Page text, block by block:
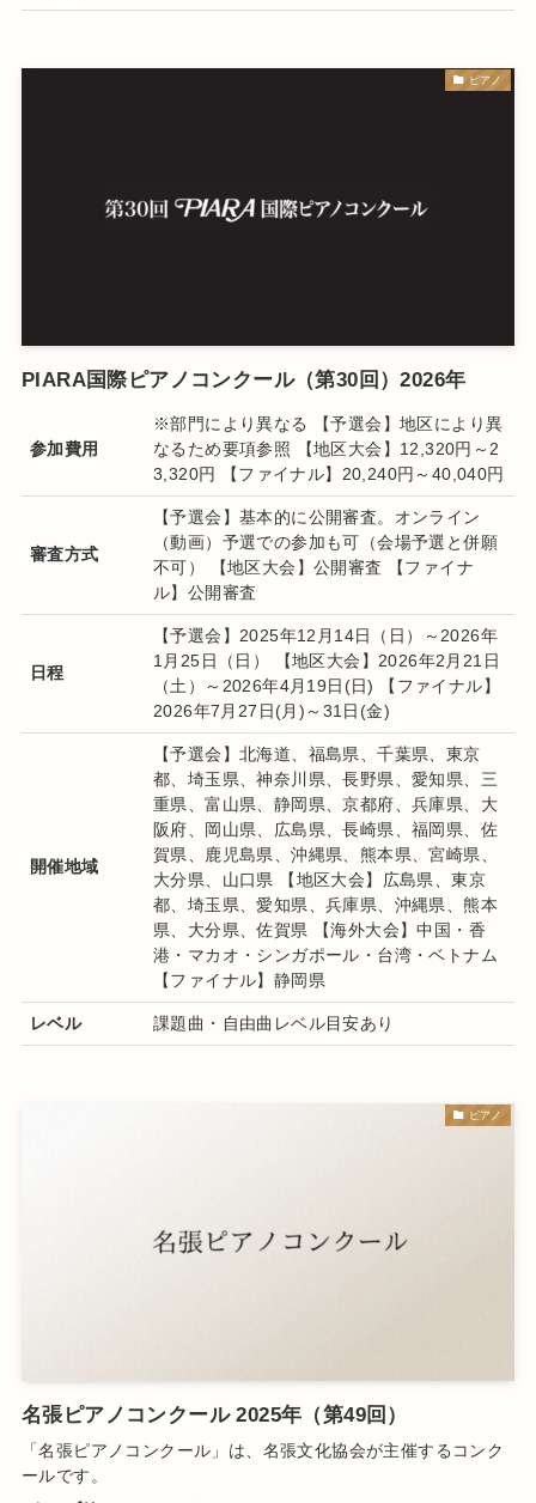
ピアノ
PIARA国際ピアノコンクール（第30回）2026年
参加費用
※部門により異なる 【予選会】地区により異
なるため要項参照 【地区大会】12,320円～2
3,320円 【ファイナル】20,240円～40,040円
審査方式
【予選会】基本的に公開審査。オンライン
（動画）予選での参加も可（会場予選と併願
不可） 【地区大会】公開審査 【ファイナ
ル】公開審査
日程
【予選会】2025年12月14日（日）～2026年
1月25日（日） 【地区大会】2026年2月21日
（土）～2026年4月19日(日) 【ファイナル】
2026年7月27日(月)～31日(金)
開催地域
【予選会】北海道、福島県、千葉県、東京
都、埼玉県、神奈川県、長野県、愛知県、三
重県、富山県、静岡県、京都府、兵庫県、大
阪府、岡山県、広島県、長崎県、福岡県、佐
賀県、鹿児島県、沖縄県、熊本県、宮崎県、
大分県、山口県 【地区大会】広島県、東京
都、埼玉県、愛知県、兵庫県、沖縄県、熊本
県、大分県、佐賀県 【海外大会】中国・香
港・マカオ・シンガポール・台湾・ベトナム
【ファイナル】静岡県
レベル 課題曲・自由曲レベル目安あり
ピアノ
名張ピアノコンクール 2025年（第49回）
「名張ピアノコンクール」は、名張文化協会が主催するコンク
ールです。